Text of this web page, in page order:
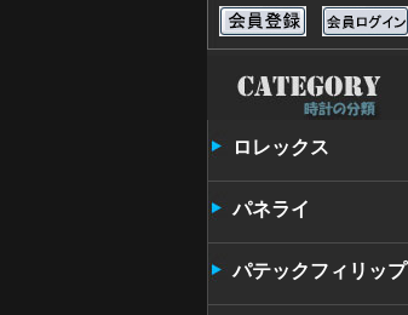
ロレックス
パネライ
パテックフィリップ